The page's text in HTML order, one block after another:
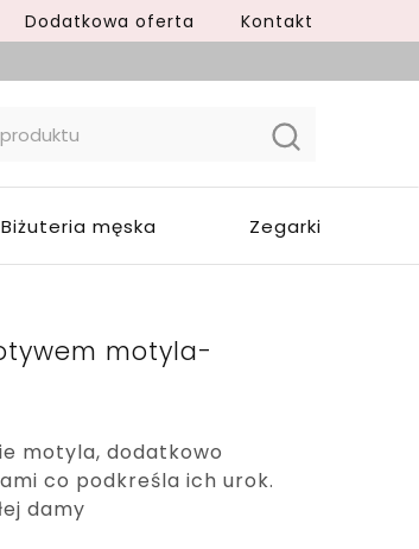
Dodatkowa oferta Kontakt
Biżuteria męska Zegarki
motyla-
motyla, dodatkowo
co podkreśla ich urok.
damy